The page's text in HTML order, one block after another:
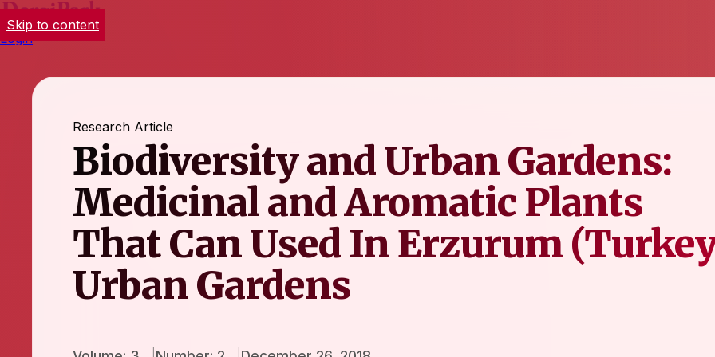
Login
Research Article
Biodiversity and Urban Gardens:
Medicinal and Aromatic Plants
That Can Used In Erzurum
Urban Gardens
Skip to content